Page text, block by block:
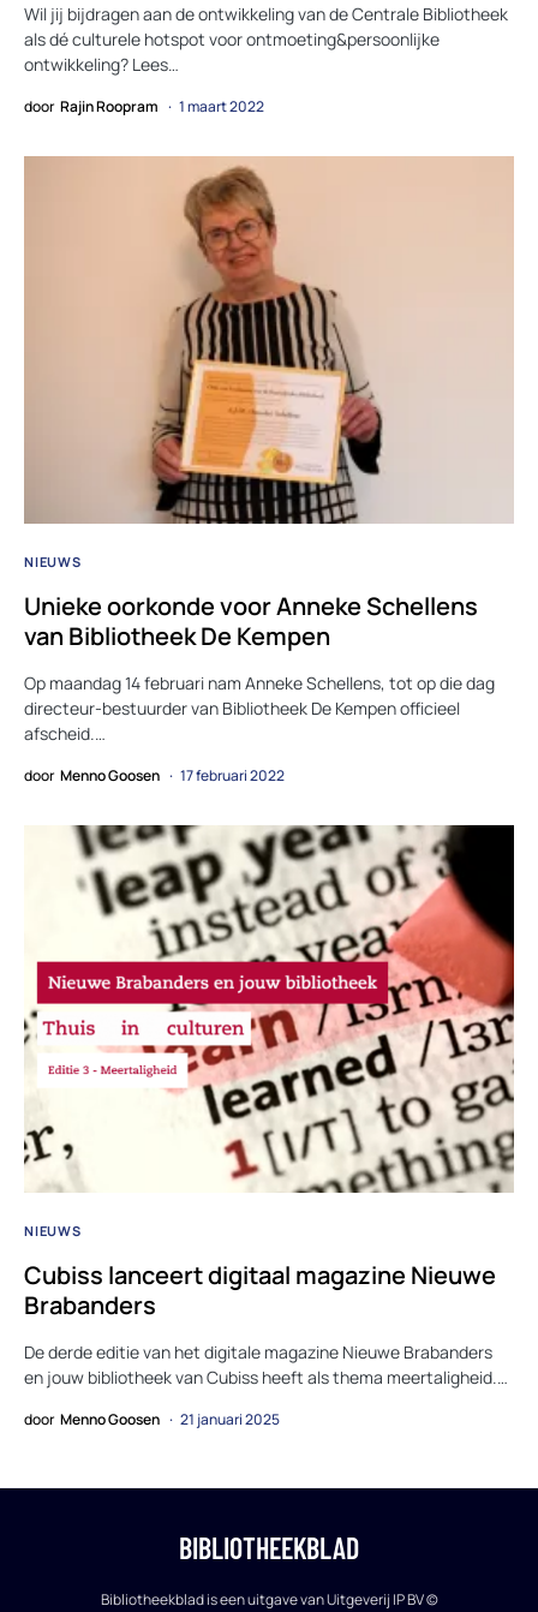
Wil jij bijdragen aan de ontwikkeling van de Centrale Bibliotheek
als dé culturele hotspot voor ontmoeting&persoonlijke
ontwikkeling? Lees…
door Rajin Roopram 1 maart 2022
NIEUWS
Unieke oorkonde voor Anneke Schellens
van Bibliotheek De Kempen
Op maandag 14 februari nam Anneke Schellens, tot op die dag
directeur-bestuurder van Bibliotheek De Kempen officieel
afscheid.…
door Menno Goosen 17 februari 2022
NIEUWS
Cubiss lanceert digitaal magazine Nieuwe
Brabanders
De derde editie van het digitale magazine Nieuwe Brabanders
en jouw bibliotheek van Cubiss heeft als thema meertaligheid.…
door Menno Goosen 21 januari 2025
BIBLIOTHEEKBLAD
Bibliotheekblad is een uitgave van Uitgeverij IP BV ©